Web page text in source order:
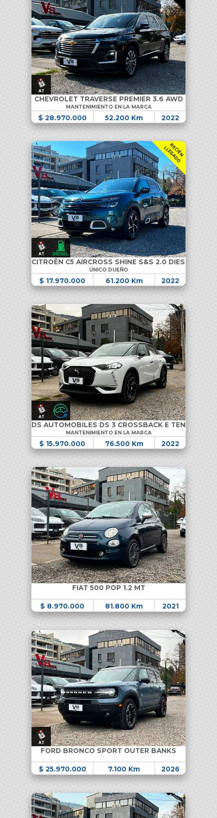
CHEVROLET TRAVERSE PREMIER 3.6 AWD
MANTENIMIENTO EN LA MARCA
$ 28.970.000 52.200 Km 2022
R
E
C
I
É
N
L
L
E
G
A
D
O
CITROËN C5 AIRCROSS SHINE S&S 2.0 DIESEL
ÚNICO DUEÑO
$ 17.970.000 61.200 Km 2022
DS AUTOMOBILES DS 3 CROSSBACK E TENSE
MANTENIMIENTO EN LA MARCA
$ 15.970.000 76.500 Km 2022
FIAT 500 POP 1.2 MT
$ 8.970.000 81.800 Km 2021
FORD BRONCO SPORT OUTER BANKS
$ 25.970.000 7.100 Km 2026